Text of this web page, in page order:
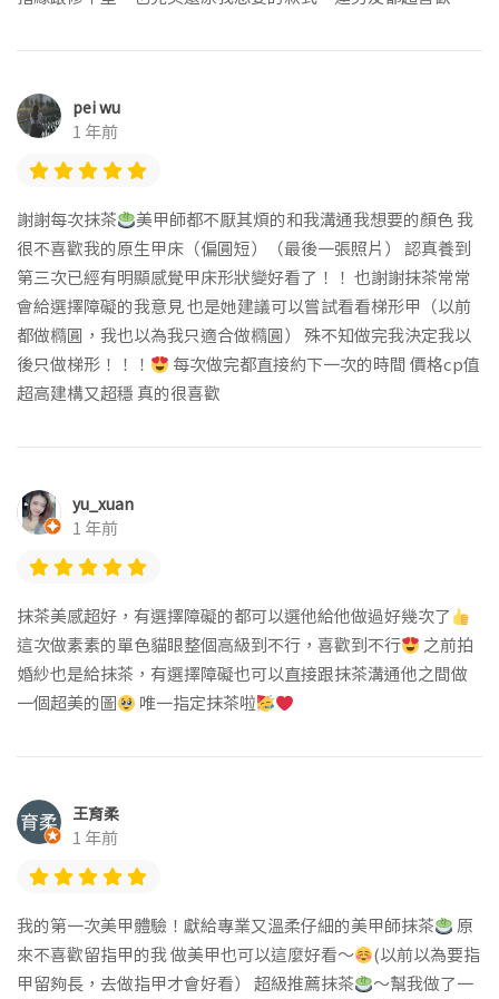
pei wu
1 年前
謝謝每次抹茶
美甲師都不厭其煩的和我溝通我想要的顏色 我
很不喜歡我的原生甲床（偏圓短）（最後一張照片） 認真養到
第三次已經有明顯感覺甲床形狀變好看了！！ 也謝謝抹茶常常
會給選擇障礙的我意見 也是她建議可以嘗試看看梯形甲（以前
都做橢圓，我也以為我只適合做橢圓） 殊不知做完我決定我以
後只做梯形！！！
每次做完都直接約下一次的時間 價格cp值
超高建構又超穩 真的很喜歡
yu_xuan
1 年前
抹茶美感超好，有選擇障礙的都可以選他給他做過好幾次了
這次做素素的單色貓眼整個高級到不行，喜歡到不行
之前拍
婚紗也是給抹茶，有選擇障礙也可以直接跟抹茶溝通他之間做
一個超美的圖
唯一指定抹茶啦
王育柔
1 年前
我的第一次美甲體驗！獻給專業又溫柔仔細的美甲師抹茶
原
來不喜歡留指甲的我 做美甲也可以這麼好看～
(以前以為要指
甲留夠長，去做指甲才會好看） 超級推薦抹茶
～幫我做了一